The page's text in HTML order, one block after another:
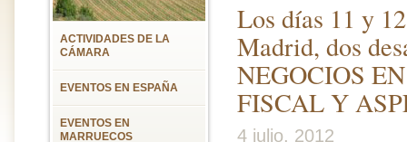
Los días 11 y
Madrid, dos
NEGOCIOS
FISCAL Y
4 julio, 2012
ACTIVIDADES DE LA
CÁMARA
EVENTOS EN ESPAÑA
EVENTOS EN
MARRUECOS